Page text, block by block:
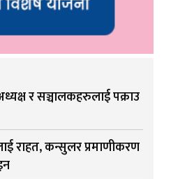
र सञ्चालकहरुलाई पक्राउ
राहत, कन्सुलर प्रमाणीकरण